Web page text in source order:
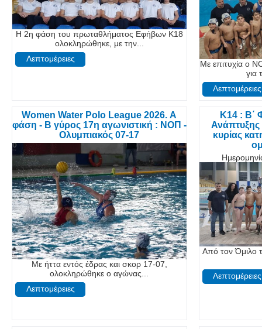
Η 2η φάση του πρωταθλήματος Εφήβων Κ18
ολοκληρώθηκε, με την...
Λεπτομέρειες
Με επιτυχία ο
για
Λεπτομέρειες
Women Water Polo League 2026. Α
φάση - Β γύρος 17η αγωνιστική : ΝΟΠ -
Ολυμπιακός 07-17
Με ήττα εντός έδρας και σκορ 17-07,
ολοκληρώθηκε ο αγώνας...
Λεπτομέρειες
K14 : Β΄
Ανάπτυξης
κυρίας
Από τον Όμιλο
Λεπτομέρειες